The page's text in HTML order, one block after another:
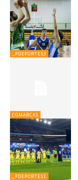
_PDEPORTES3
COMARCAS
_PDEPORTES1